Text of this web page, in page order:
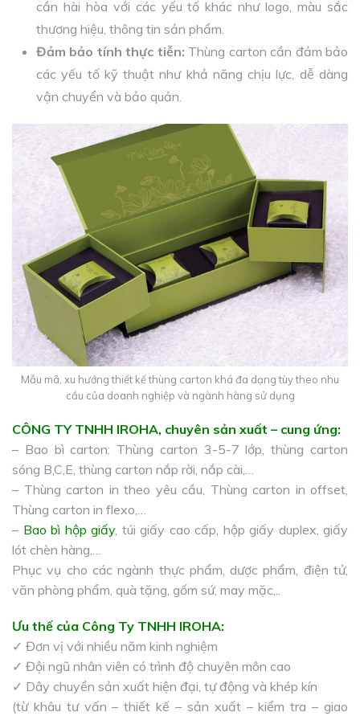
cần hài hòa với các yếu tố khác như logo, màu sắc
thương hiệu, thông tin sản phẩm.
Đảm bảo tính thực tiễn: Thùng carton cần đảm bảo
các yếu tố kỹ thuật như khả năng chịu lực, dễ dàng
vận chuyển và bảo quản.
Mẫu mã, xu hướng thiết kế thùng carton khá đa dạng tùy theo nhu
cầu của doanh nghiệp và ngành hàng sử dụng
CÔNG TY TNHH IROHA, chuyên sản xuất – cung ứng:
– Bao bì carton: Thùng carton 3-5-7 lớp, thùng carton
sóng B,C,E, thùng carton nắp rời, nắp cài,…
– Thùng carton in theo yêu cầu, Thùng carton in offset,
Thùng carton in flexo,…
– Bao bì hộp giấy, túi giấy cao cấp, hộp giấy duplex, giấy
lót chèn hàng,…
Phục vụ cho các ngành thực phẩm, dược phẩm, điện tử,
văn phòng phẩm, quà tặng, gốm sứ, may mặc,..
Ưu thế của Công Ty TNHH IROHA:
✓ Đơn vị với nhiều năm kinh nghiệm
✓ Đội ngũ nhân viên có trình độ chuyên môn cao
✓ Dây chuyền sản xuất hiện đại, tự động và khép kín
(từ khâu tư vấn – thiết kế – sản xuất – kiểm tra – giao